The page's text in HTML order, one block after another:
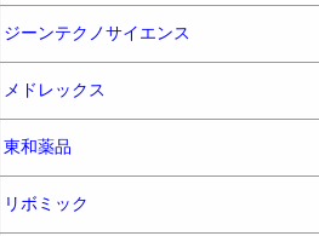
ジーンテクノサイエンス
メドレックス
東和薬品
リボミック